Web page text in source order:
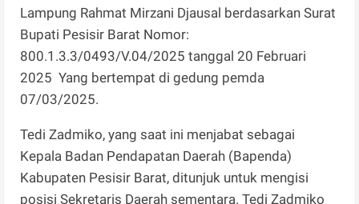
Lampung Rahmat Mirzani Djausal berdasarkan Surat
Bupati Pesisir Barat Nomor:
800.1.3.3/0493/V.04/2025 tanggal 20 Februari
2025 Yang bertempat di gedung pemda
07/03/2025.
Tedi Zadmiko, yang saat ini menjabat sebagai
Kepala Badan Pendapatan Daerah (Bapenda)
Kabupaten Pesisir Barat, ditunjuk untuk mengisi
posisi Sekretaris Daerah sementara. Tedi Zadmiko